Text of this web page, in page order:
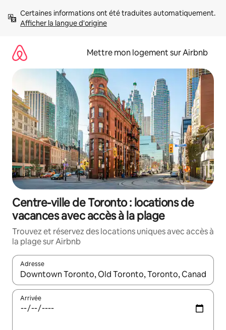
directement
Afficher la langue d'origine
Mettre mon logement sur Airbnb
Centre-ville de Toronto : locations de
vacances avec accès à la plage
Trouvez et réservez des locations uniques avec accès à
la plage sur Airbnb
Adresse
Lorsque les résultats s'affichent, utilisez les flèches vers le
Arrivée